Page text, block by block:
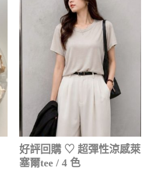
好評回購 ‎♡ 超彈性涼感萊
塞爾tee / 4 色